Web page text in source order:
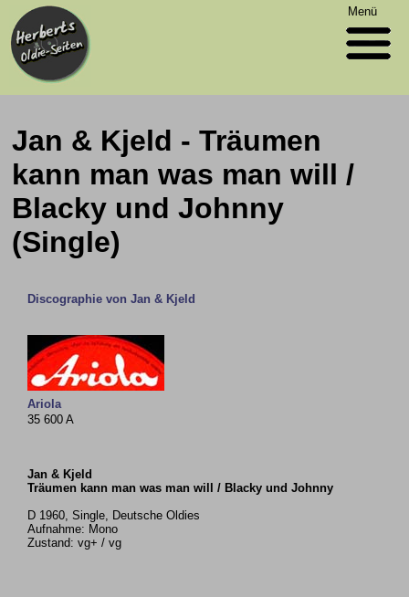
Menü
Jan & Kjeld - Träumen
kann man was man will /
Blacky und Johnny
(Single)
Discographie von Jan & Kjeld
Ariola
35 600 A
Jan & Kjeld
Träumen kann man was man will / Blacky und Johnny
D 1960, Single, Deutsche Oldies
Aufnahme: Mono
Zustand: vg+ / vg